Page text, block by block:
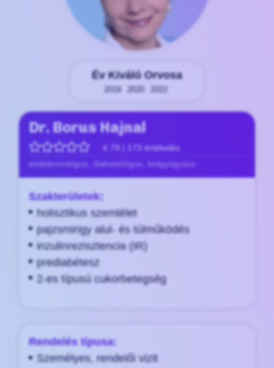
Év Kiváló Orvosa
2019
Dr. Borus Hajnal
4.79 | 173 értékelés
endokrinológus, diabetológus, belgyógyász
Szakterületek:
holisztikus szemlélet
pajzsmirigy alul- és túlműködés
inzulinrezisztencia (IR)
prediabétesz
2-es típusú cukorbetegség
Rendelés típusa:
Személyes, rendelői vizit